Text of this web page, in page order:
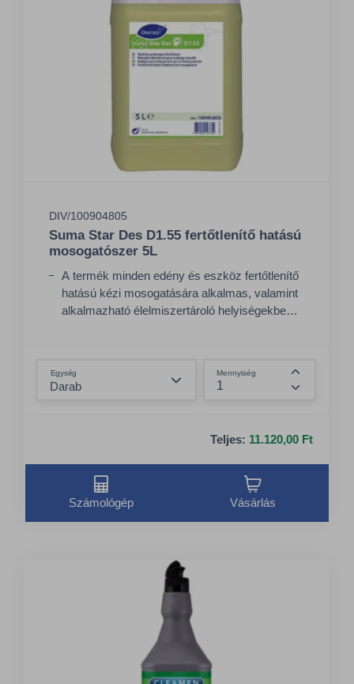
DIV/100904805
Suma Star Des D1.55 fertőtlenítő hatású
mosogatószer 5L
A termék minden edény és eszköz fertőtlenítő
hatású kézi mosogatására alkalmas, valamint
alkalmazható élelmiszertároló helyiségekben
Egység Mennyiség
Összeg
Teljes: 11.120,00 Ft
Számológép Vásárlás